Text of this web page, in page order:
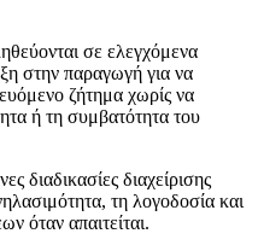
σε ελεγχόμενα
στην παραγωγή για να
ζήτημα χωρίς να
ή τη συμβατότητα του
διαδικασίες διαχείρισης
τη λογοδοσία και
όταν απαιτείται.